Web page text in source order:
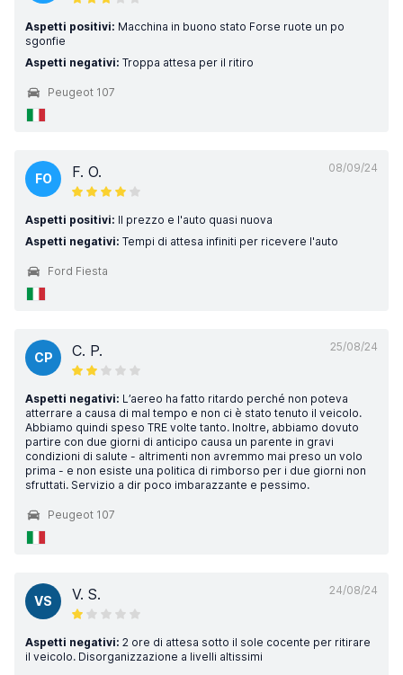
Aspetti positivi: Macchina in buono stato Forse ruote un po
sgonfie
Aspetti negativi: Troppa attesa per il ritiro
Peugeot 107
08/09/24
FO F. O.
Aspetti positivi: Il prezzo e l'auto quasi nuova
Aspetti negativi: Tempi di attesa infiniti per ricevere l'auto
Ford Fiesta
25/08/24
CP C. P.
Aspetti negativi: L’aereo ha fatto ritardo perché non poteva
atterrare a causa di mal tempo e non ci è stato tenuto il veicolo.
Abbiamo quindi speso TRE volte tanto. Inoltre, abbiamo dovuto
partire con due giorni di anticipo causa un parente in gravi
condizioni di salute - altrimenti non avremmo mai preso un volo
prima - e non esiste una politica di rimborso per i due giorni non
sfruttati. Servizio a dir poco imbarazzante e pessimo.
Peugeot 107
24/08/24
VS V. S.
Aspetti negativi: 2 ore di attesa sotto il sole cocente per ritirare
il veicolo. Disorganizzazione a livelli altissimi